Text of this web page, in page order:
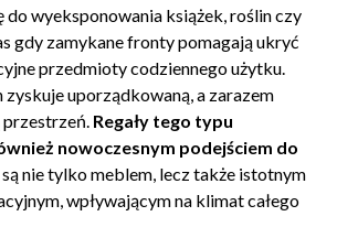
do wyeksponowania książek, roślin czy
gdy zamykane fronty pomagają ukryć
przedmioty codziennego użytku.
zyskuje uporządkowaną, a zarazem
przestrzeń. Regały tego typu
nowoczesnym podejściem do
są nie tylko meblem, lecz także istotnym
wpływającym na klimat całego